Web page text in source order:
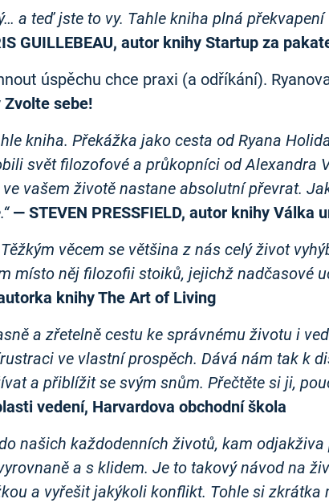
a teď jste to vy. Tahle kniha plná
GUILLEBEAU, autor knihy Startup za
úspěchu chce praxi (a odříkání).
Zvolte sebe!
kniha. Překážka jako cesta od Ryana
svět filozofové a průkopníci od Alexandra
vašem životě nastane absolutní převrat.
— STEVEN PRESSFIELD, autor knihy Válka
věcem se většina z nás celý život
místo něj filozofii stoiků, jejichž nadčasové
knihy The Art of Living
a zřetelně cestu ke správnému životu i
ve vlastní prospěch. Dává nám tak k
a přiblížit se svým snům. Přečtěte si ji,
vedení, Harvardova obchodní škola
našich každodenních životů, kam
a s klidem. Je to takový návod na
a vyřešit jakýkoli konflikt. Tohle si zkrátka